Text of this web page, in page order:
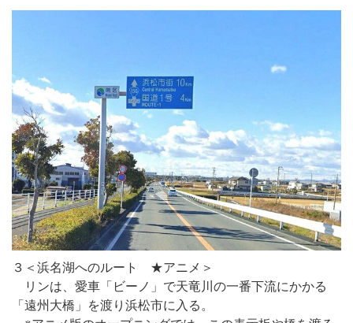
３＜浜名湖へのルート ★アニメ＞
リンは、愛車「ビーノ」で天竜川の一番下流にかかる
「遠州大橋」を渡り浜松市に入る。